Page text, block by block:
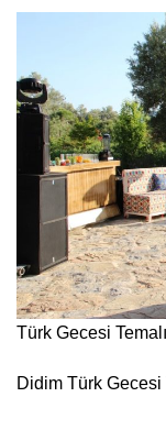
Türk Gecesi
Didim Türk Gecesi